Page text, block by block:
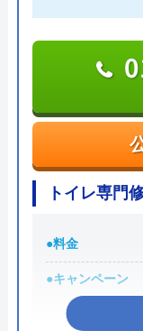
水道1番館
代表者
対応エリア
トイレ専門
●料金
●キャンペーン